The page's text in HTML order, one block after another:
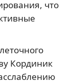
что
Кординик